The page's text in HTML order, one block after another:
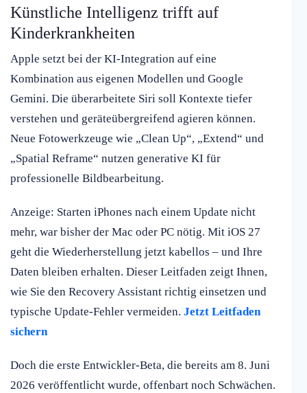
Künstliche Intelligenz trifft auf
Kinderkrankheiten
Apple setzt bei der KI-Integration auf eine
Kombination aus eigenen Modellen und Google
Gemini. Die überarbeitete Siri soll Kontexte tiefer
verstehen und geräteübergreifend agieren können.
Neue Fotowerkzeuge wie „Clean Up“, „Extend“ und
„Spatial Reframe“ nutzen generative KI für
professionelle Bildbearbeitung.
Anzeige: Starten iPhones nach einem Update nicht
mehr, war bisher der Mac oder PC nötig. Mit iOS 27
geht die Wiederherstellung jetzt kabellos – und Ihre
Daten bleiben erhalten. Dieser Leitfaden zeigt Ihnen,
wie Sie den Recovery Assistant richtig einsetzen und
typische Update-Fehler vermeiden. Jetzt Leitfaden
sichern
Doch die erste Entwickler-Beta, die bereits am 8. Juni
2026 veröffentlicht wurde, offenbart noch Schwächen.